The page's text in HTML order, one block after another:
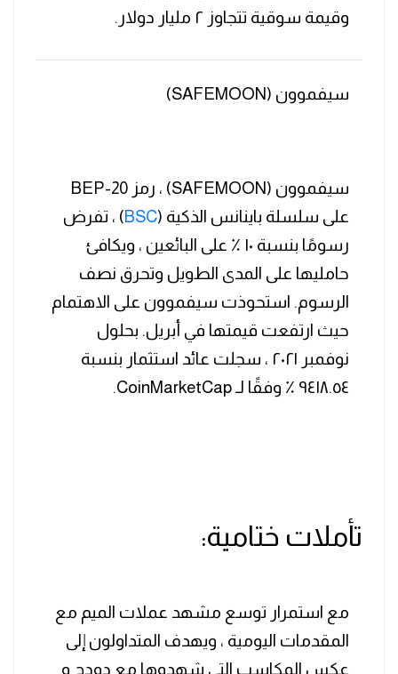
وقيمة سوقية تتجاوز ٢ مليار دولار.
سيفموون (SAFEMOON)
سيفموون (SAFEMOON) ، رمز BEP-20
على سلسلة باينانس الذكية (BSC) ، تفرض
رسومًا بنسبة ١٠ ٪ على البائعين ، ويكافئ
حامليها على المدى الطويل وتحرق نصف
الرسوم. استحوذت سيفموون على الاهتمام
حيث ارتفعت قيمتها في أبريل. بحلول
نوفمبر ٢٠٢١ ، سجلت عائد استثمار بنسبة
٩٤١٨.٥٤ ٪ وفقًا لـ CoinMarketCap.
تأملات ختامية:
مع استمرار توسع مشهد عملات الميم مع
المقدمات اليومية ، ويهدف المتداولون إلى
عكس المكاسب التي شهدوها مع دودچ و